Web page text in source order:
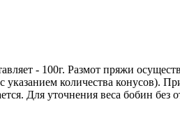
- 100г. Размот пряжи
количества конусов).
Для уточнения веса бобин